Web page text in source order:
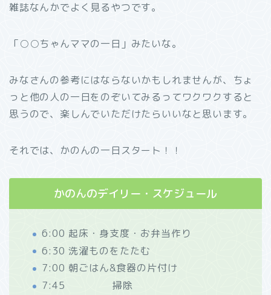
雑誌なんかでよく見るやつです。
「○○ちゃんママの一日」みたいな。
みなさんの参考にはならないかもしれませんが、ちょ
っと他の人の一日をのぞいてみるってワクワクすると
思うので、楽しんでいただけたらいいなと思います。
それでは、かのんの一日スタート！！
かのんのデイリー・スケジュール
6:00 起床・身支度・お弁当作り
6:30 洗濯ものをたたむ
7:00 朝ごはん&食器の片付け
7:45 掃除